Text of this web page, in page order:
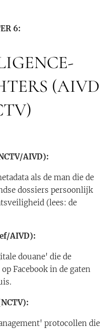
6:
(AIVD
AIVD):
als de man die de
dossiers persoonlijk
(lees: de
AIVD):
douane' die de
Facebook in de gaten
protocollen die